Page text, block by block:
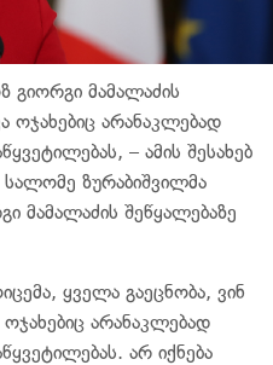
მამალაძის
ოჯახებიც არანაკლებად
– ამის შესახებ
ზურაბიშვილმა
მამალაძის შეწყალებაზე
ყველა გაეცნობა, ვინ
არანაკლებად
არ იქნება